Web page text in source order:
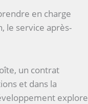
en charge
le service après-
un contrat
et dans la
explore